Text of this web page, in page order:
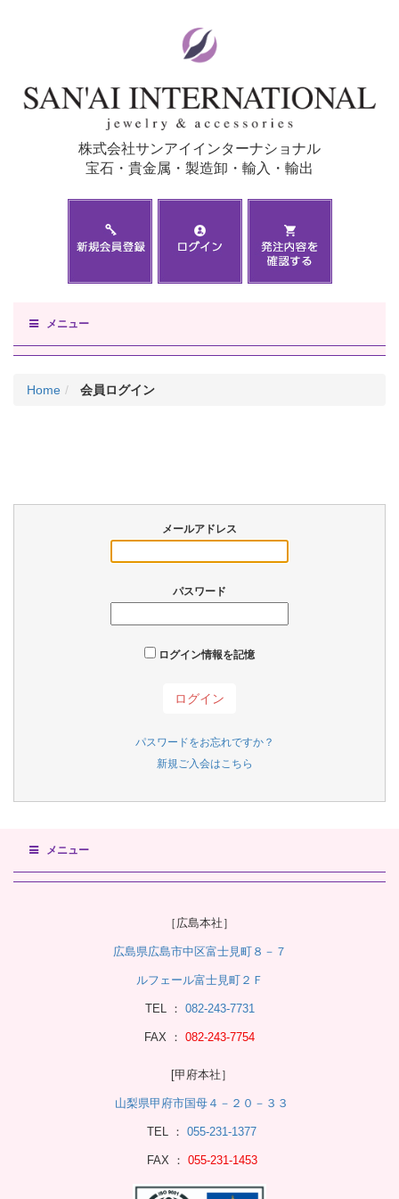
株式会社サンアイインターナショナル
宝石・貴金属・製造卸・輸入・輸出
メニュー
Home 会員ログイン
メールアドレス
パスワード
ログイン情報を記憶
パスワードをお忘れですか？
新規ご入会はこちら
メニュー
［広島本社］
広島県広島市中区富士見町８－７
ルフェール富士見町２Ｆ
TEL ： 082-243-7731
FAX ： 082-243-7754
[甲府本社］
山梨県甲府市国母４－２０－３３
TEL ： 055-231-1377
FAX ： 055-231-1453